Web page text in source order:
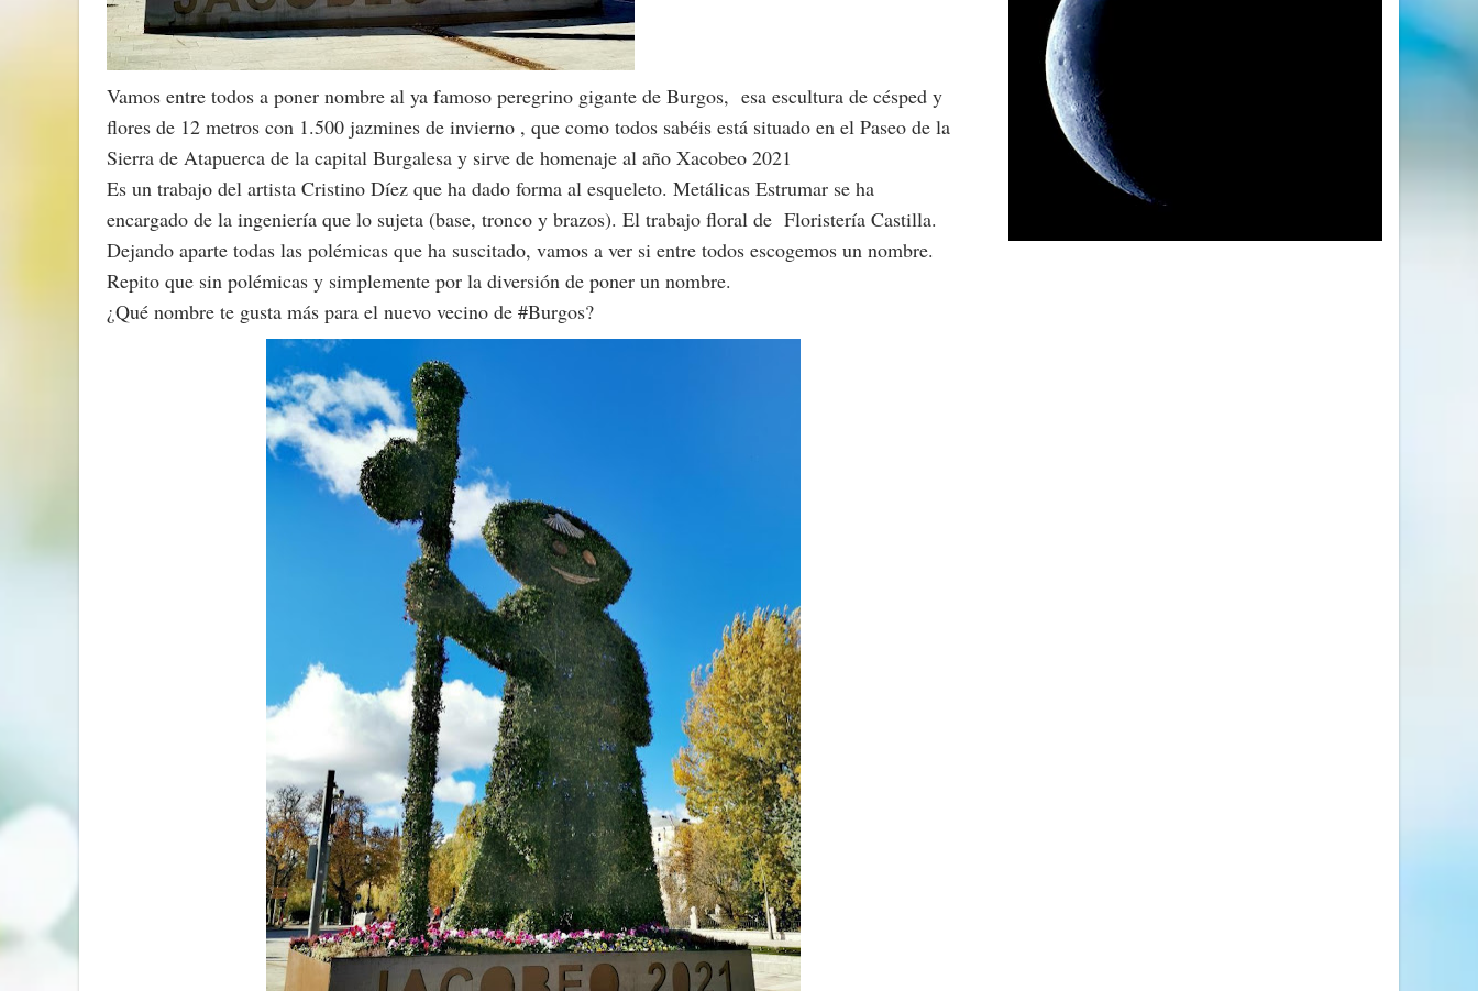
Vamos entre todos a poner nombre al ya famoso peregrino gigante de Burgos, esa escultura de césped y
flores de 12 metros con 1.500 jazmines de invierno , que como todos sabéis está situado en el Paseo de la
Sierra de Atapuerca de la capital Burgalesa y sirve de homenaje al año Xacobeo 2021
Es un trabajo del artista Cristino Díez que ha dado forma al esqueleto. Metálicas Estrumar se ha
encargado de la ingeniería que lo sujeta (base, tronco y brazos). El trabajo floral de Floristería Castilla.
Dejando aparte todas las polémicas que ha suscitado, vamos a ver si entre todos escogemos un nombre.
Repito que sin polémicas y simplemente por la diversión de poner un nombre.
¿Qué nombre te gusta más para el nuevo vecino de #Burgos?